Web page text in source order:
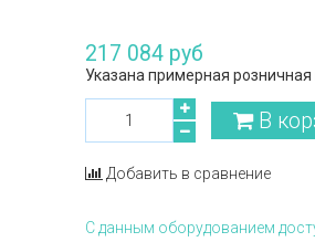
217 084 руб
Указана примерная
В
Добавить в сравнение
С данным оборудованием